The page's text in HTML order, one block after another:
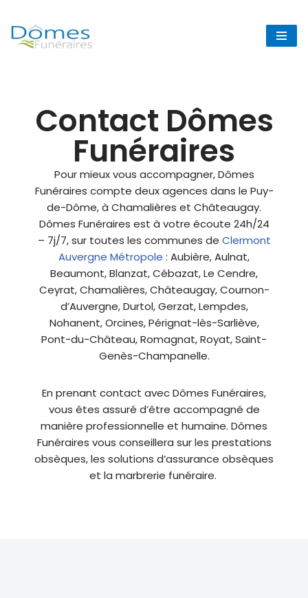
Aller
Contact Dômes
Funéraires
Pour mieux vous accompagner, Dômes
Funéraires compte deux agences dans le Puy-
de-Dôme, à Chamalières et Châteaugay.
Dômes Funéraires est à votre écoute 24h/24
– 7j/7, sur toutes les communes de Clermont
Auvergne Métropole : Aubière, Aulnat,
Beaumont, Blanzat, Cébazat, Le Cendre,
Ceyrat, Chamalières, Châteaugay, Cournon-
d’Auvergne, Durtol, Gerzat, Lempdes,
Nohanent, Orcines, Pérignat-lès-Sarliève,
Pont-du-Château, Romagnat, Royat, Saint-
Genès-Champanelle.
En prenant contact avec Dômes Funéraires,
vous êtes assuré d’être accompagné de
manière professionnelle et humaine. Dômes
Funéraires vous conseillera sur les prestations
obsèques, les solutions d’assurance obsèques
et la marbrerie funéraire.